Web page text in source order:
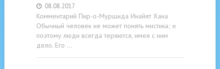
08.08.2017
Комментарий Пир-о-Муршида Инайят Хана
Обычный человек не может понять мистика; и
поэтому люди всегда теряются, имея с ним
дело. Его …